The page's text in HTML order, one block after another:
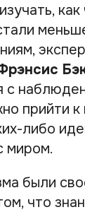
с
прийти
либо
миром.
были
что